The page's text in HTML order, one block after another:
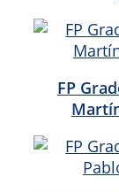
FP